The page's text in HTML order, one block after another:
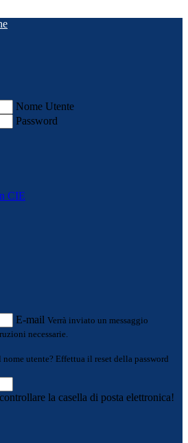
Nome Utente
Password
CIE
E-mail Verrà inviato un messaggio
necessarie.
utente? Effettua il reset della password
la casella di posta elettronica!